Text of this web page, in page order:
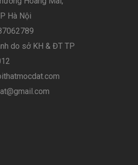
Hà Nội
do sở KH & ĐT TP